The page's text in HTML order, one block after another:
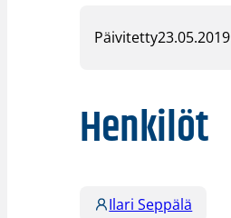
Päivitetty23.05.2019
Henkilöt
Ilari Seppälä